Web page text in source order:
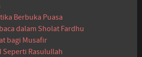
Berbuka Puasa
dalam Sholat Fardhu
bagi Musafir
Seperti Rasulullah